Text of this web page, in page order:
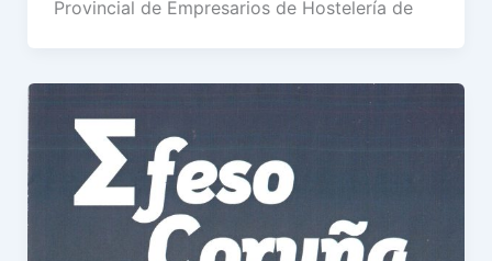
Provincial de Empresarios de Hostelería de